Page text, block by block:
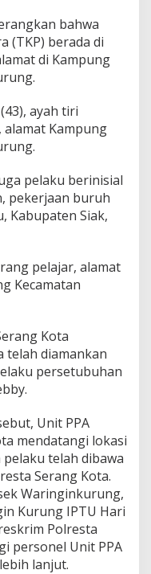
bahwa
(TKP) berada di
di Kampung
ayah tiri
Kampung
pelaku berinisial
pekerjaan buruh
Kabupaten Siak,
pelajar, alamat
Kecamatan
Kota
telah diamankan
persetubuhan
Unit PPA
mendatangi lokasi
telah dibawa
Serang Kota.
Waringinkurung,
Kurung IPTU Hari
Polresta
personel Unit PPA
lanjut.